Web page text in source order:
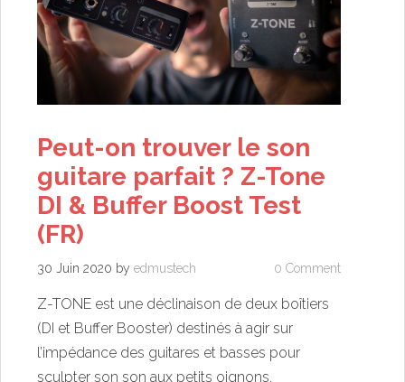
Peut-on trouver le son
guitare parfait ? Z-Tone
DI & Buffer Boost Test
(FR)
30 Juin 2020 by edmustech 0 Comment
Z-TONE est une déclinaison de deux boîtiers
(DI et Buffer Booster) destinés à agir sur
l’impédance des guitares et basses pour
sculpter son son aux petits oignons,